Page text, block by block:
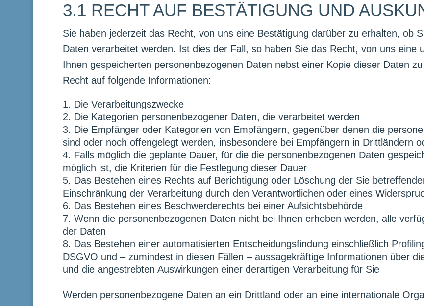
3.1 RECHT AUF BESTÄTIGUNG UND
Sie haben jederzeit das Recht, von uns eine Bestätigung darüber zu erhalten, ob
Daten verarbeitet werden. Ist dies der Fall, so haben Sie das Recht, von uns eine
Ihnen gespeicherten personenbezogenen Daten nebst einer Kopie dieser Daten
Recht auf folgende Informationen:
Die Verarbeitungszwecke
Die Kategorien personenbezogener Daten, die verarbeitet werden
Die Empfänger oder Kategorien von Empfängern, gegenüber denen die
sind oder noch offengelegt werden, insbesondere bei Empfängern in Drittländern
Falls möglich die geplante Dauer, für die die personenbezogenen Daten
möglich ist, die Kriterien für die Festlegung dieser Dauer
Das Bestehen eines Rechts auf Berichtigung oder Löschung der Sie
Einschränkung der Verarbeitung durch den Verantwortlichen oder eines
Das Bestehen eines Beschwerderechts bei einer Aufsichtsbehörde
Wenn die personenbezogenen Daten nicht bei Ihnen erhoben werden, alle
der Daten
Das Bestehen einer automatisierten Entscheidungsfindung einschließlich
DSGVO und – zumindest in diesen Fällen – aussagekräftige Informationen über
und die angestrebten Auswirkungen einer derartigen Verarbeitung für Sie
Werden personenbezogene Daten an ein Drittland oder an eine internationale